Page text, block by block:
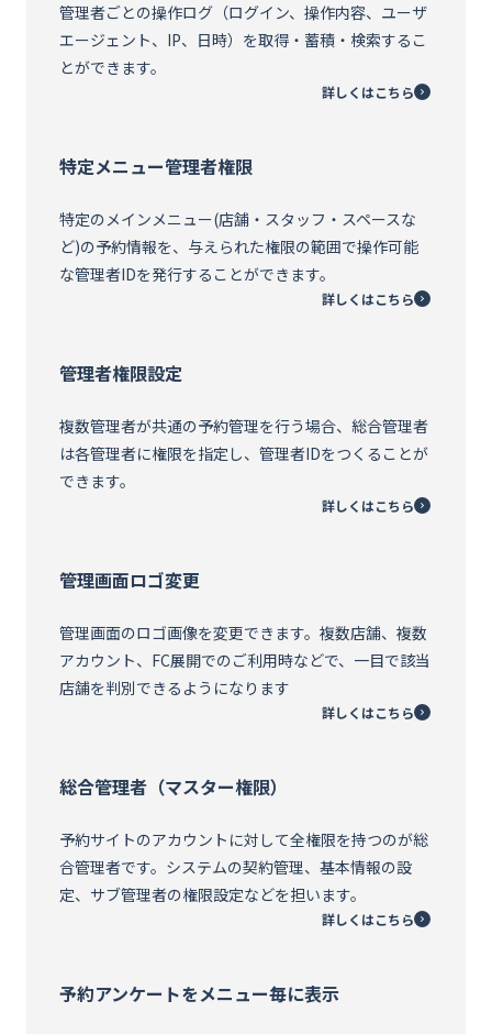
管理者ごとの操作ログ（ログイン、操作内容、ユーザ
エージェント、IP、日時）を取得・蓄積・検索するこ
とができます。
詳しくはこちら
特定メニュー管理者権限
特定のメインメニュー(店舗・スタッフ・スペースな
ど)の予約情報を、与えられた権限の範囲で操作可能
な管理者IDを発行することができます。
詳しくはこちら
管理者権限設定
複数管理者が共通の予約管理を行う場合、総合管理者
は各管理者に権限を指定し、管理者IDをつくることが
できます。
詳しくはこちら
管理画面ロゴ変更
管理画面のロゴ画像を変更できます。複数店舗、複数
アカウント、FC展開でのご利用時などで、一目で該当
店舗を判別できるようになります
詳しくはこちら
総合管理者（マスター権限）
予約サイトのアカウントに対して全権限を持つのが総
合管理者です。システムの契約管理、基本情報の設
定、サブ管理者の権限設定などを担います。
詳しくはこちら
予約アンケートをメニュー毎に表示